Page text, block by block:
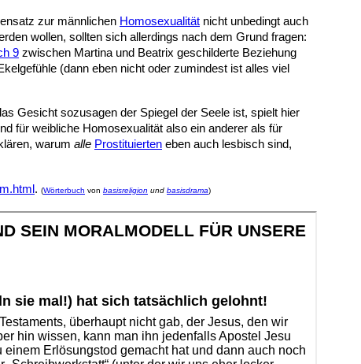
zur männlichen Homosexualität nicht unbedingt auch
wollen, sollten sich allerdings nach dem Grund fragen:
9 zwischen Martina und Beatrix geschilderte Beziehung
(dann eben nicht oder zumindest ist alles viel
Gesicht sozusagen der Spiegel der Seele ist, spielt hier
für weibliche Homosexualität also ein anderer als für
warum alle Prostituierten eben auch lesbisch sind,
. (Wörterbuch von basisreligion und basisdrama)